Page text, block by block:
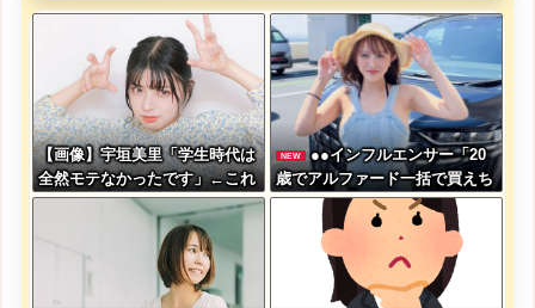
【画像】宇垣美里「学生時代は
全然モテなかったです」←これ
ほんまかぁ？w w w w w w w
NEW
●●インフルエンサー「20
歳でアルファード一括で買えち
ゃう私って素敵」